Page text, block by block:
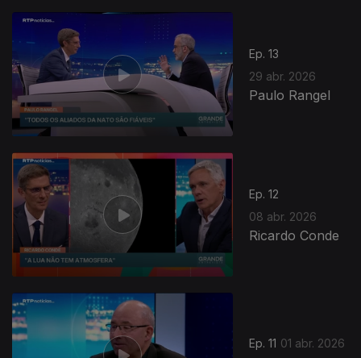
Ep. 13
29 abr. 2026
Paulo Rangel
Ep. 12
08 abr. 2026
Ricardo Conde
Ep. 11 01 abr. 2026
919553